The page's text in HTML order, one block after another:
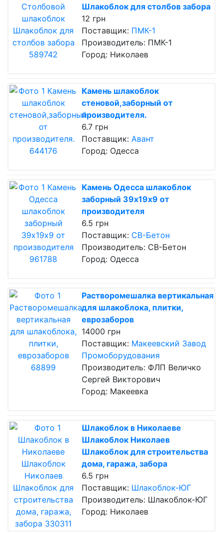
Шлакоблок для столбов забора
12 грн
Поставщик: ПМК-1
Производитель: ПМК-1
Город: Николаев
Камень шлакоблок
стеновой,заборный от
производителя.
6.7 грн
Поставщик: Авант
Город: Одесса
Камень Одесса шлакоблок
заборный 39х19х9 от
производителя
6.5 грн
Поставщик: СВ-Бетон
Производитель: СВ-Бетон
Город: Одесса
Растворомешалка вертикальная
для шлакоблока, плитки,
еврозаборов
14000 грн
Поставщик: Макеевский Завод
Промоборудования
Производитель: ФЛП Величко
Сергей Викторович
Город: Макеевка
Шлакоблок в Николаеве
Шлакоблок Николаев
Шлакоблок для строительства
дома, гаража, забора
6.5 грн
Поставщик: Шлакоблок-ЮГ
Производитель: Шлакоблок-ЮГ
Город: Николаев